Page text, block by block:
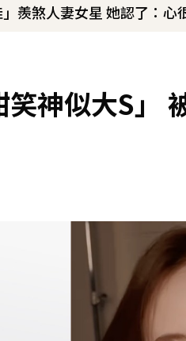
羨煞人妻女星 她認了：心
選手」浪漫告白：迅速奪走
神似大S」